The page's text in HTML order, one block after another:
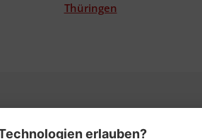
Thüringen